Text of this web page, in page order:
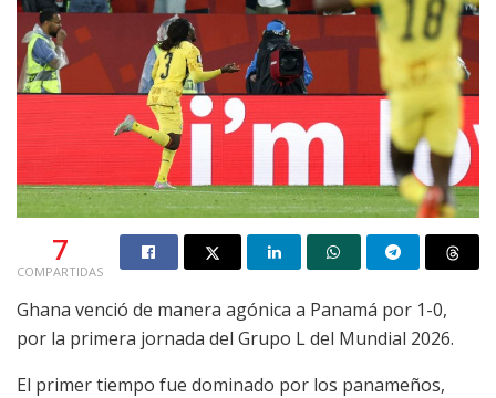
7
COMPARTIDAS
Ghana venció de manera agónica a Panamá por 1-0,
por la primera jornada del Grupo L del Mundial 2026.
El primer tiempo fue dominado por los panameños,